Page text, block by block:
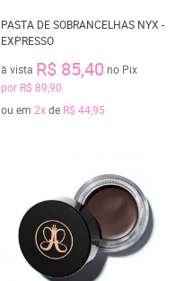
PASTA DE SOBRANCELHAS NYX -
EXPRESSO
à vista R$ 85,40 no Pix
por R$ 89,90
ou em 2xde R$ 44,95